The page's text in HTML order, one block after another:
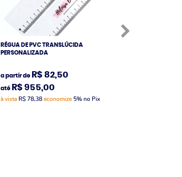
RÉGUA DE PVC TRANSLÚCIDA
PERSONALIZADA
a partir de R$ 82,50
até R$ 955,00
à vista R$ 78,38economize 5% no Pix